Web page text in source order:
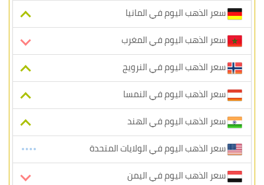
سعر الذهب اليوم في المانيا
سعر الذهب اليوم في المغرب
سعر الذهب اليوم في النرويج
سعر الذهب اليوم في النمسا
سعر الذهب اليوم في الهند
سعر الذهب اليوم في الولايات المتحدة
سعر الذهب اليوم في اليمن